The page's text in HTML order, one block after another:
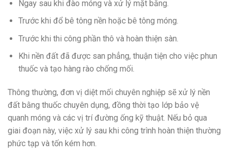
Ngay sau khi đào móng và xử lý mặt bằng.
Trước khi đổ bê tông nền hoặc bê tông móng.
Trước khi thi công phần thô và hoàn thiện sàn.
Khi nền đất đã được san phẳng, thuận tiện cho việc phun
thuốc và tạo hàng rào chống mối.
Thông thường, đơn vị diệt mối chuyên nghiệp sẽ xử lý nền
đất bằng thuốc chuyên dụng, đồng thời tạo lớp bảo vệ
quanh móng và các vị trí đường ống kỹ thuật. Nếu bỏ qua
giai đoạn này, việc xử lý sau khi công trình hoàn thiện thường
phức tạp và tốn kém hơn.